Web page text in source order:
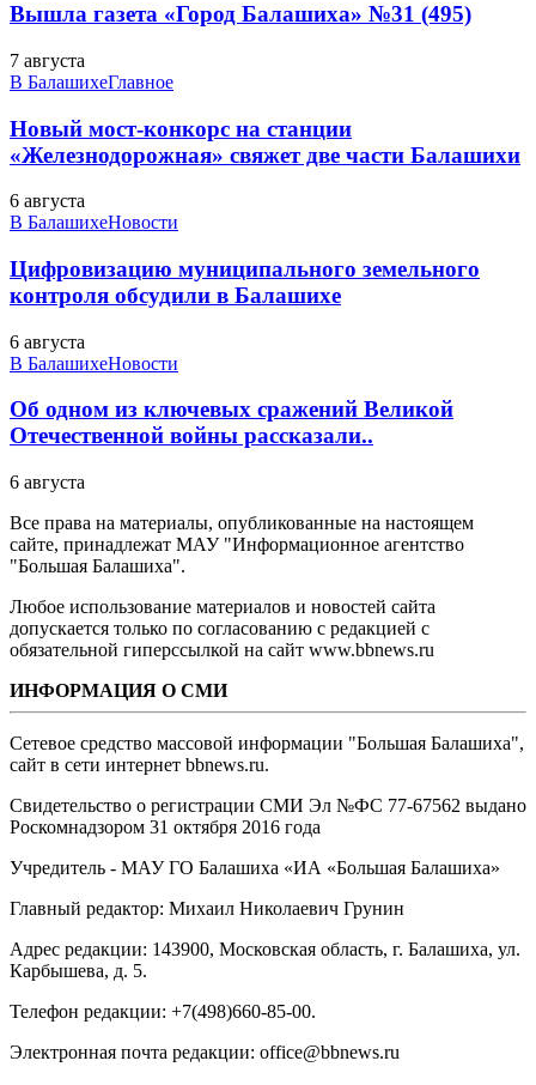
Вышла газета «Город Балашиха» №31 (495)
7 августа
В БалашихеГлавное
Новый мост-конкорс на станции
«Железнодорожная» свяжет две части Балашихи
6 августа
В БалашихеНовости
Цифровизацию муниципального земельного
контроля обсудили в Балашихе
6 августа
В БалашихеНовости
Об одном из ключевых сражений Великой
Отечественной войны рассказали..
6 августа
Все права на материалы, опубликованные на настоящем
сайте, принадлежат МАУ "Информационное агентство
"Большая Балашиха".
Любое использование материалов и новостей сайта
допускается только по согласованию с редакцией с
обязательной гиперссылкой на сайт www.bbnews.ru
ИНФОРМАЦИЯ О СМИ
Сетевое средство массовой информации "Большая Балашиха",
сайт в сети интернет bbnews.ru.
Свидетельство о регистрации СМИ Эл №ФС ‎77-67562 выдано
Роскомнадзором 31 октября 2016 года
Учредитель - МАУ ГО Балашиха «ИА «Большая Балашиха»
Главный редактор: Михаил Николаевич Грунин
Адрес редакции: 143900, Московская область, г. Балашиха, ул.
Карбышева, д. 5.
Телефон редакции: +7(498)660-85-00.
Электронная почта редакции: office@bbnews.ru